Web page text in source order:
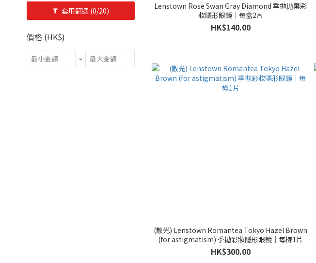
套用篩選 (0/20)
價格 (HK$)
~
Lenstown Rose Swan Gray Diamond 季拋抛棄彩
妝隱形眼鏡｜每盒2片
HK$140.00
(散光) Lenstown Romantea Tokyo Hazel Brown
(for astigmatism) 季拋彩妝隱形眼鏡｜每樽1片
HK$300.00